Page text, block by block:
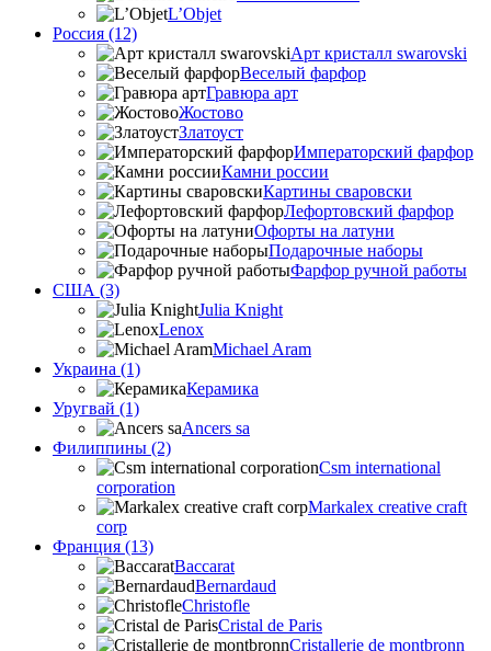
L’Objet
Россия (12)
Арт кристалл swarovski
Веселый фарфор
Гравюра арт
Жостово
Златоуст
Императорский фарфор
Камни россии
Картины сваровски
Лефортовский фарфор
Офорты на латуни
Подарочные наборы
Фарфор ручной работы
США (3)
Julia Knight
Lenox
Michael Aram
Украина (1)
Керамика
Уругвай (1)
Ancers sa
Филиппины (2)
Csm international
corporation
Markalex creative craft
corp
Франция (13)
Baccarat
Bernardaud
Christofle
Cristal de Paris
Cristallerie de montbronn